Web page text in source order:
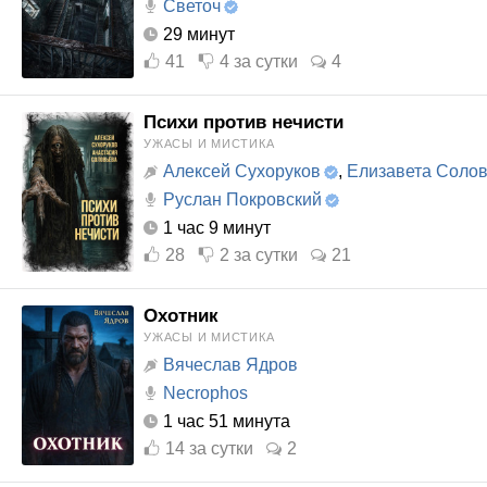
Светоч
29 минут
41
4 за сутки 4
Психи против нечисти
УЖАСЫ И МИСТИКА
Алексей Сухоруков , Елизавета
Руслан Покровский
1 час 9 минут
28
2 за сутки 21
Охотник
УЖАСЫ И МИСТИКА
Вячеслав Ядров
Necrophos
1 час 51 минута
14 за сутки 2